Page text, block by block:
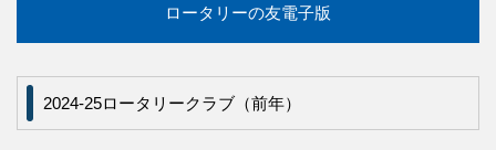
ロータリーの友電子版
2024-25ロータリークラブ（前年）